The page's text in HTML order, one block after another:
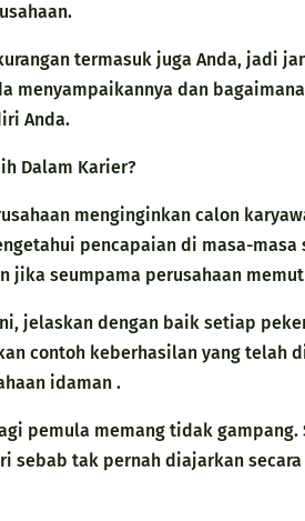
termasuk juga Anda, jadi
menyampaikannya dan
Anda.
Dalam Karier?
menginginkan calon
pencapaian di masa-
jika seumpama perusahaan
jelaskan dengan baik setiap
contoh keberhasilan yang telah
idaman .
pemula memang tidak
sebab tak pernah diajarkan